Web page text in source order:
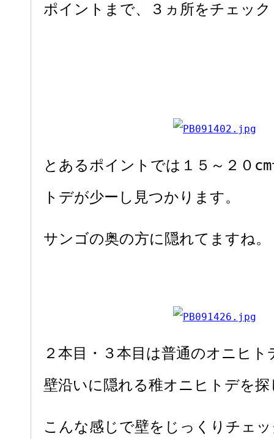
ポイントまで、３ヵ所をチェッ
とあるポイントでは１５～２０
トデが少ーし見つかります。
サンゴの奥の方に隠れてますね。
２本目・３本目は普通のオニヒ
壁沿いに隠れる稚オニヒトデを
こんな感じで壁をじっくりチェ